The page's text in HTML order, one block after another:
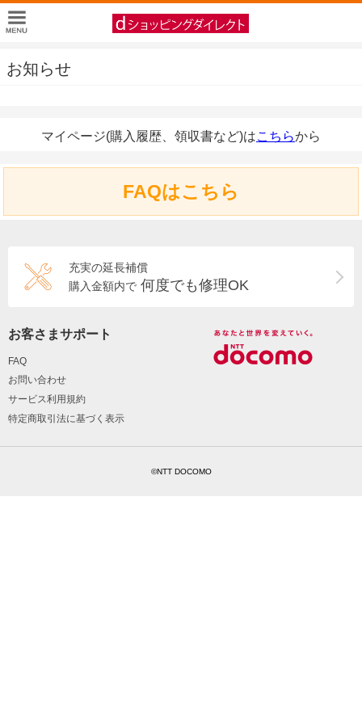
お知らせ
マイページ(購入履歴、領収書など)はこちらから
FAQはこちら
充実の延長補償
購入金額内で 何度でも修理OK
お客さまサポート
FAQ
お問い合わせ
サービス利用規約
特定商取引法に基づく表示
©NTT DOCOMO